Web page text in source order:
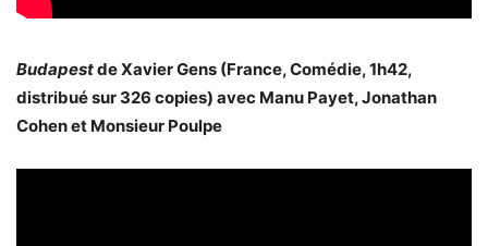
Budapestde Xavier Gens (France, Comédie, 1h42,
distribué sur 326 copies) avec Manu Payet, Jonathan
Cohen et Monsieur Poulpe